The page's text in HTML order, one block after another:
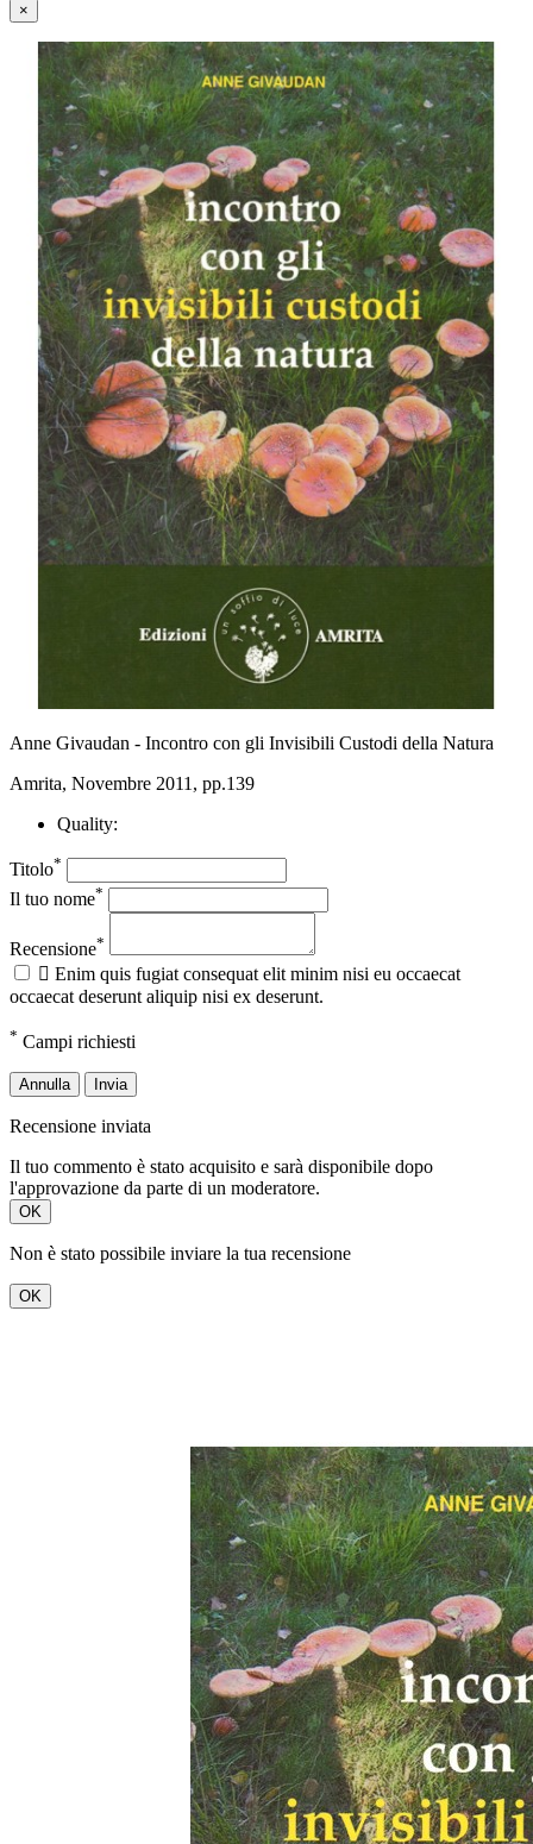
×
Anne Givaudan - Incontro con gli Invisibili Custodi della Natura
Amrita, Novembre 2011, pp.139
Quality:
Titolo*
Il tuo nome*
Recensione*
 Enim quis fugiat consequat elit minim nisi eu occaecat
occaecat deserunt aliquip nisi ex deserunt.
* Campi richiesti
Annulla Invia
Recensione inviata
Il tuo commento è stato acquisito e sarà disponibile dopo
l'approvazione da parte di un moderatore.
OK
Non è stato possibile inviare la tua recensione
OK